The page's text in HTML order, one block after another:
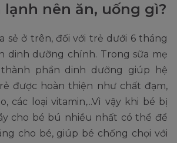
lạnh nên ăn, uống gì?
sẻ ở trên, đối với trẻ dưới 6 tháng
dinh dưỡng chính. Trong sữa mẹ
phần dinh dưỡng giúp hệ
được hoàn thiện như chất đạm,
các loại vitamin,...Vì vậy khi bé bị
cho bé bú nhiều nhất có thể để
cho bé, giúp bé chống chọi với